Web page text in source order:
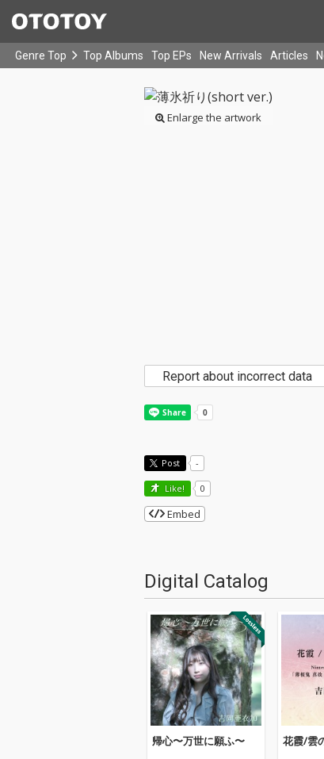
Genre Top Top Albums Top EPs New Arrivals Articles
Enlarge the artwork
Report about incorrect data
Post -
Like! 0
Embed
Digital Catalog
帰心〜万世に願ふ〜 花霞/雲